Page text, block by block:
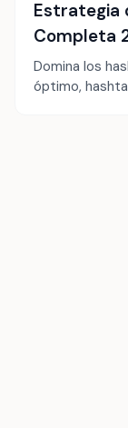
Estrategia
Completa
Domina los
óptimo,